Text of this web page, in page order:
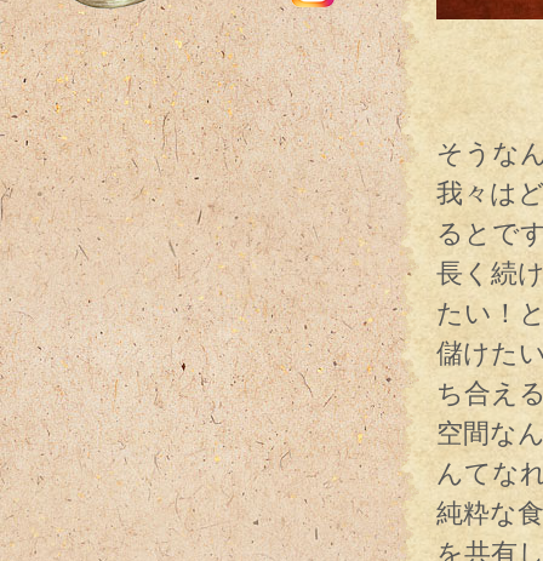
「ビ
（ク
そうな
我々は
るとで
長く続
たい！
儲けた
ち合え
空間な
んてな
純粋な
を共有